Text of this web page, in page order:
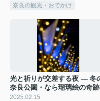
奈良の観光・おでかけ
光と祈りが交差する夜 ― 冬
奈良公園・なら瑠璃絵の奇跡
2025.02.15